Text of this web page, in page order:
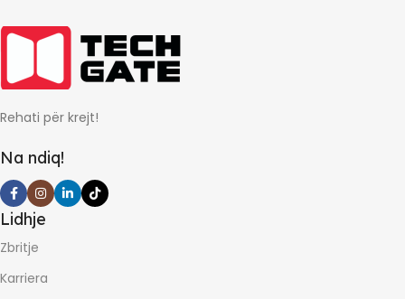
Rehati për krejt!
Na ndiq!
Lidhje
Zbritje
Karriera